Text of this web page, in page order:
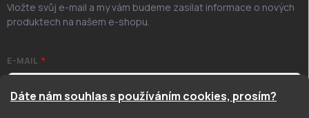
Dáte nám souhlas s používáním cookies, prosím?
Vložte svůj e-mail a my vám budeme zasílat informace o nových
produktech na našem e-shopu.
E-MAIL